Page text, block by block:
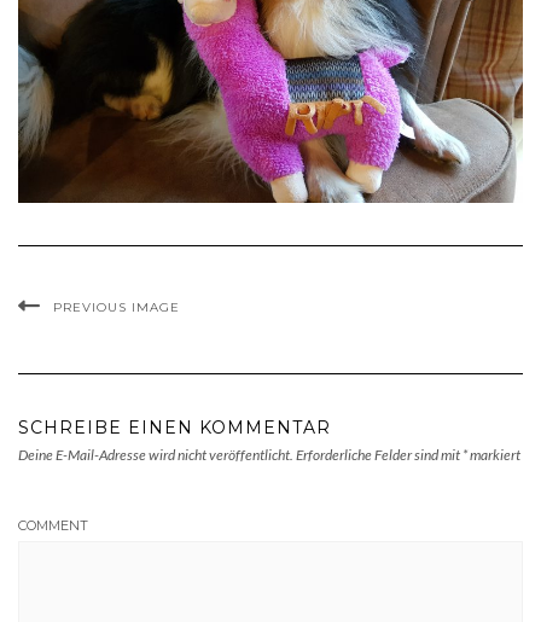
PREVIOUS IMAGE
SCHREIBE EINEN KOMMENTAR
Deine E-Mail-Adresse wird nicht veröffentlicht. Erforderliche Felder sind mit *markiert
COMMENT